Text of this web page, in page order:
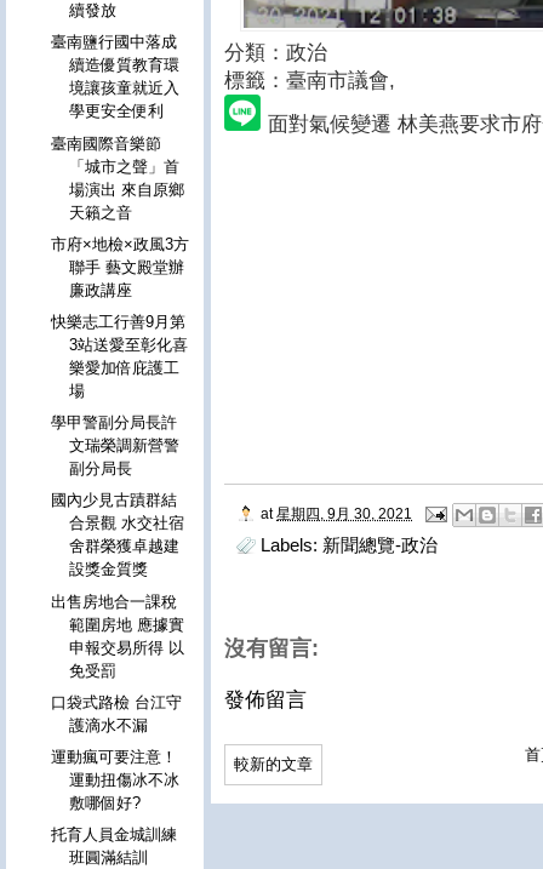
分類：政治
標籤：臺南市議會,
面對氣候變遷 林美燕要求市
at 星期四, 9月 30, 2021
Labels: 新聞總覽-政治
沒有留言:
發佈留言
較新的文章
續發放
臺南鹽行國中落成
續造優質教育環
境讓孩童就近入
學更安全便利
臺南國際音樂節
「城市之聲」首
場演出 來自原鄉
天籟之音
市府×地檢×政風3方
聯手 藝文殿堂辦
廉政講座
快樂志工行善9月第
3站送愛至彰化喜
樂愛加倍庇護工
場
學甲警副分局長許
文瑞榮調新營警
副分局長
國內少見古蹟群結
合景觀 水交社宿
舍群榮獲卓越建
設獎金質獎
出售房地合一課稅
範圍房地 應據實
申報交易所得 以
免受罰
口袋式路檢 台江守
護滴水不漏
運動瘋可要注意！
運動扭傷冰不冰
敷哪個好?
托育人員金城訓練
班圓滿結訓